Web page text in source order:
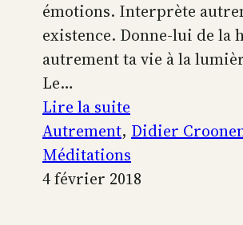
émotions. Interprète
existence. Donne-lui de la
autrement ta vie à la
Le…
Lire la suite
Habite
autrement
ta
Autrement, Didier
Méditations
4 février 2018